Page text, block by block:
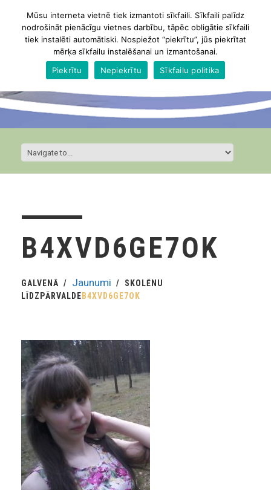
B4XVD6GE7OK
GALVENĀ Jaunumi
SKOLĒNU
LĪDZPĀRVALDE B4XVD6GE7OK
Mūsu interneta vietnē tiek izmantoti sīkfaili. Sīkfaili palīdz
nodrošināt pienācīgu vietnes darbību, tāpēc obligātie sīkfaili
tiek instalēti automātiski. Nospiežot “piekrītu”, jūs piekrītat
mērķa sīkfailu instalēšanai un izmantošanai.
Piekrītu
Nepiekrītu Sīkfailu politika